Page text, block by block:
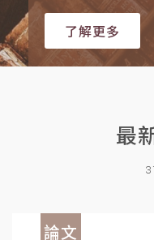
了解更多
最
論文